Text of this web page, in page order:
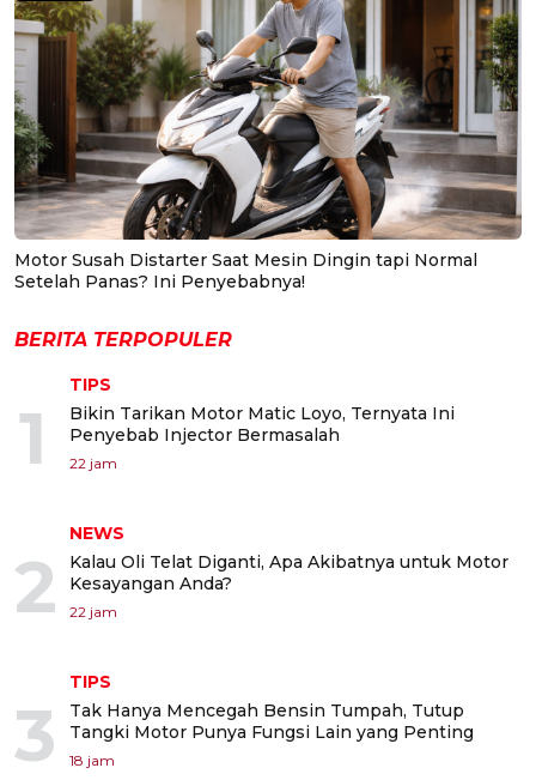
Motor Susah Distarter Saat Mesin Dingin tapi Normal
Setelah Panas? Ini Penyebabnya!
BERITA TERPOPULER
1
TIPS
Bikin Tarikan Motor Matic Loyo, Ternyata Ini
Penyebab Injector Bermasalah
22 jam
2
NEWS
Kalau Oli Telat Diganti, Apa Akibatnya untuk Motor
Kesayangan Anda?
22 jam
3
TIPS
Tak Hanya Mencegah Bensin Tumpah, Tutup
Tangki Motor Punya Fungsi Lain yang Penting
18 jam